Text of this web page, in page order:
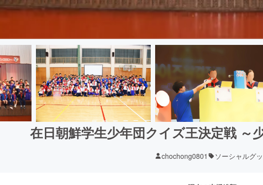
在日朝鮮学生少年団クイズ王決定戦 ～
chochong0801 ソーシャルグ